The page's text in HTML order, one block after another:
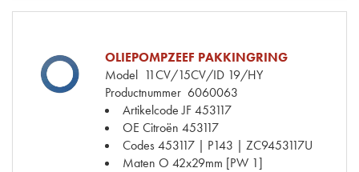
OLIEPOMPZEEF PAKKINGRING
Model 11CV/15CV/ID 19/HY
Productnummer 6060063
Artikelcode JF453117
OE Citroën 453117
Codes453117 | P143 | ZC9453117U
Maten O 42x29mm [PW 1]